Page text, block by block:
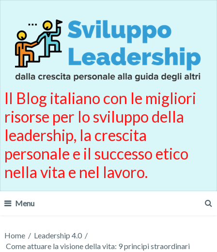
Il Blog italiano con le migliori
risorse per lo sviluppo della
leadership, la crescita
personale e il successo etico
nella vita e nel lavoro.
Menu
Home / Leadership 4.0 /
Come attuare la visione della vita: 9 principi straordinari